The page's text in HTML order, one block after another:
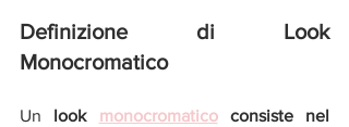
Definizione di Look
Monocromatico
Un look monocromatico consiste nel